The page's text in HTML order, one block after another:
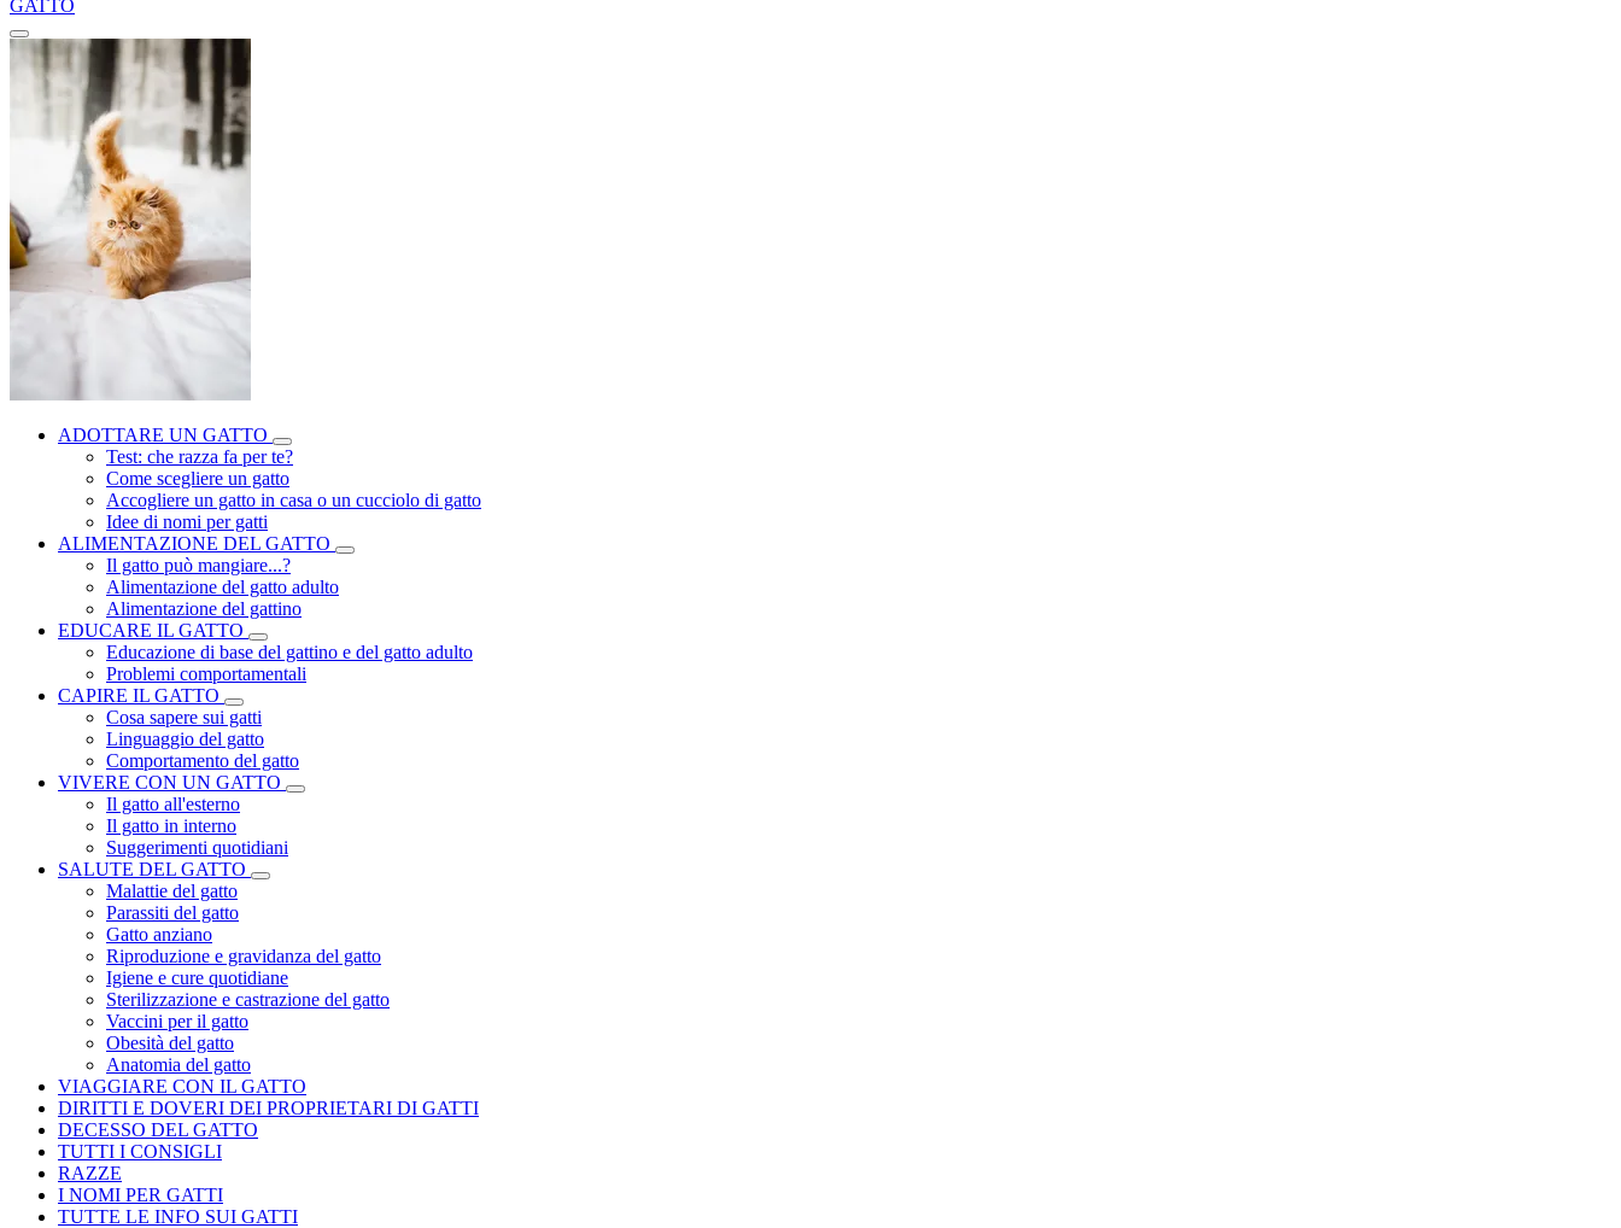
GATTO
ADOTTARE UN GATTO
Test: che razza fa per te?
Come scegliere un gatto
Accogliere un gatto in casa o un cucciolo di gatto
Idee di nomi per gatti
ALIMENTAZIONE DEL GATTO
Il gatto può mangiare...?
Alimentazione del gatto adulto
Alimentazione del gattino
EDUCARE IL GATTO
Educazione di base del gattino e del gatto adulto
Problemi comportamentali
CAPIRE IL GATTO
Cosa sapere sui gatti
Linguaggio del gatto
Comportamento del gatto
VIVERE CON UN GATTO
Il gatto all'esterno
Il gatto in interno
Suggerimenti quotidiani
SALUTE DEL GATTO
Malattie del gatto
Parassiti del gatto
Gatto anziano
Riproduzione e gravidanza del gatto
Igiene e cure quotidiane
Sterilizzazione e castrazione del gatto
Vaccini per il gatto
Obesità del gatto
Anatomia del gatto
VIAGGIARE CON IL GATTO
DIRITTI E DOVERI DEI PROPRIETARI DI GATTI
DECESSO DEL GATTO
TUTTI I CONSIGLI
RAZZE
I NOMI PER GATTI
TUTTE LE INFO SUI GATTI